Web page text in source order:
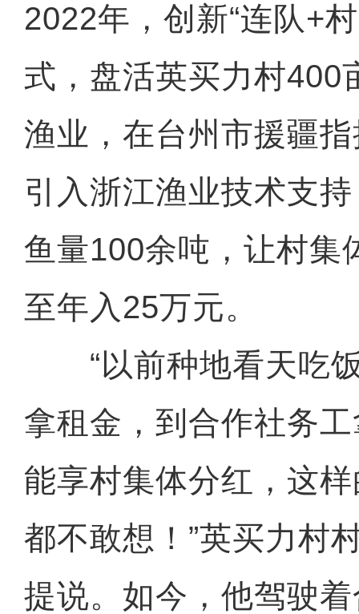
2022年，创新“连队+
式，盘活英买力村400
渔业，在台州市援疆
引入浙江渔业技术支
鱼量100余吨，让村集
至年入25万元。
“以前种地看天吃饭
拿租金，到合作社务
能享村集体分红，这
都不敢想！”英买力村
提说。如今，他驾驶